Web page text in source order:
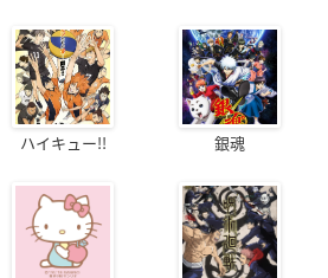
ハイキュー!! 銀魂